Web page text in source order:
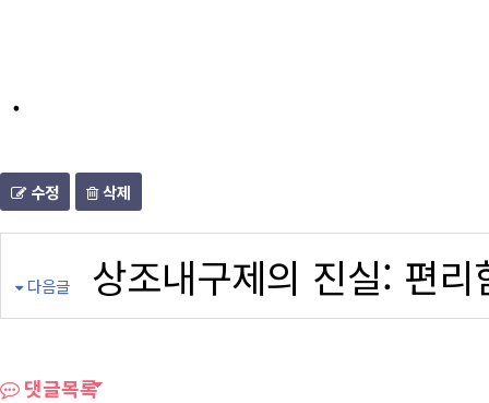
.
수정 삭제
다음글 상조내구제의 진실: 편
댓글목록